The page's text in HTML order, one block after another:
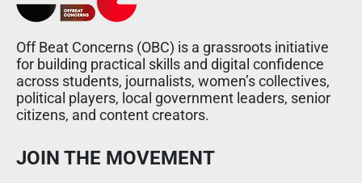
Off Beat Concerns (OBC) is a grassroots initiative
for building practical skills and digital confidence
across students, journalists, women’s collectives,
political players, local government leaders, senior
citizens, and content creators.
JOIN THE MOVEMENT